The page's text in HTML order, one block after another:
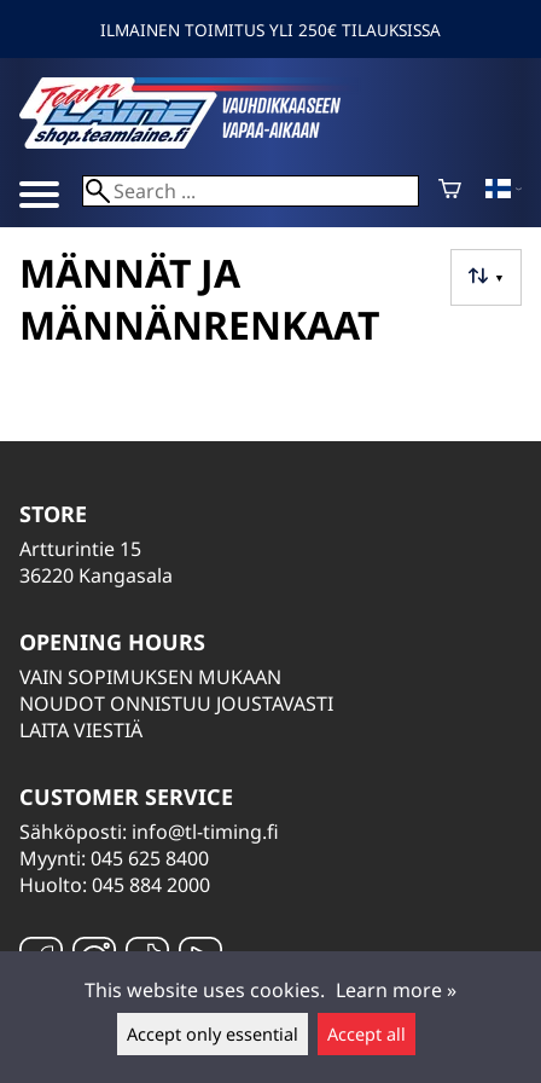
Leave a message ▲
ILMAINEN TOIMITUS YLI 250€ TILAUKSISSA
▼
MÄNNÄT JA
MÄNNÄNRENKAAT
STORE
Artturintie 15
36220 Kangasala
OPENING HOURS
VAIN SOPIMUKSEN MUKAAN
NOUDOT ONNISTUU JOUSTAVASTI
LAITA VIESTIÄ
CUSTOMER SERVICE
Sähköposti: info@tl-timing.fi
Myynti: 045 625 8400
Huolto: 045 884 2000
This website uses cookies. Learn more »
Accept only essential Accept all